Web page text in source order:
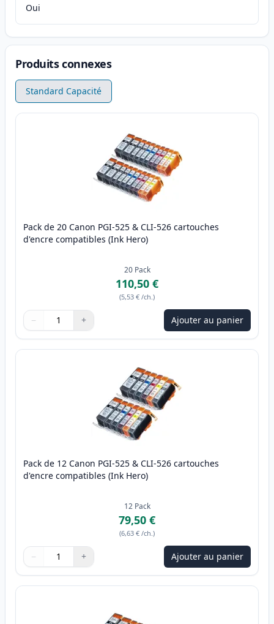
Oui
Produits connexes
Standard Capacité
Pack de 20 Canon PGI-525 & CLI-526 cartouches
d'encre compatibles (Ink Hero)
20 Pack
110,50 €
(5,53 € /ch.)
Quantité
Utilisez les boutons pour ajuster
− +
Quantité Ajouter au panier
Pack de 12 Canon PGI-525 & CLI-526 cartouches
d'encre compatibles (Ink Hero)
12 Pack
79,50 €
(6,63 € /ch.)
Quantité
Utilisez les boutons pour ajuster
− +
Quantité Ajouter au panier